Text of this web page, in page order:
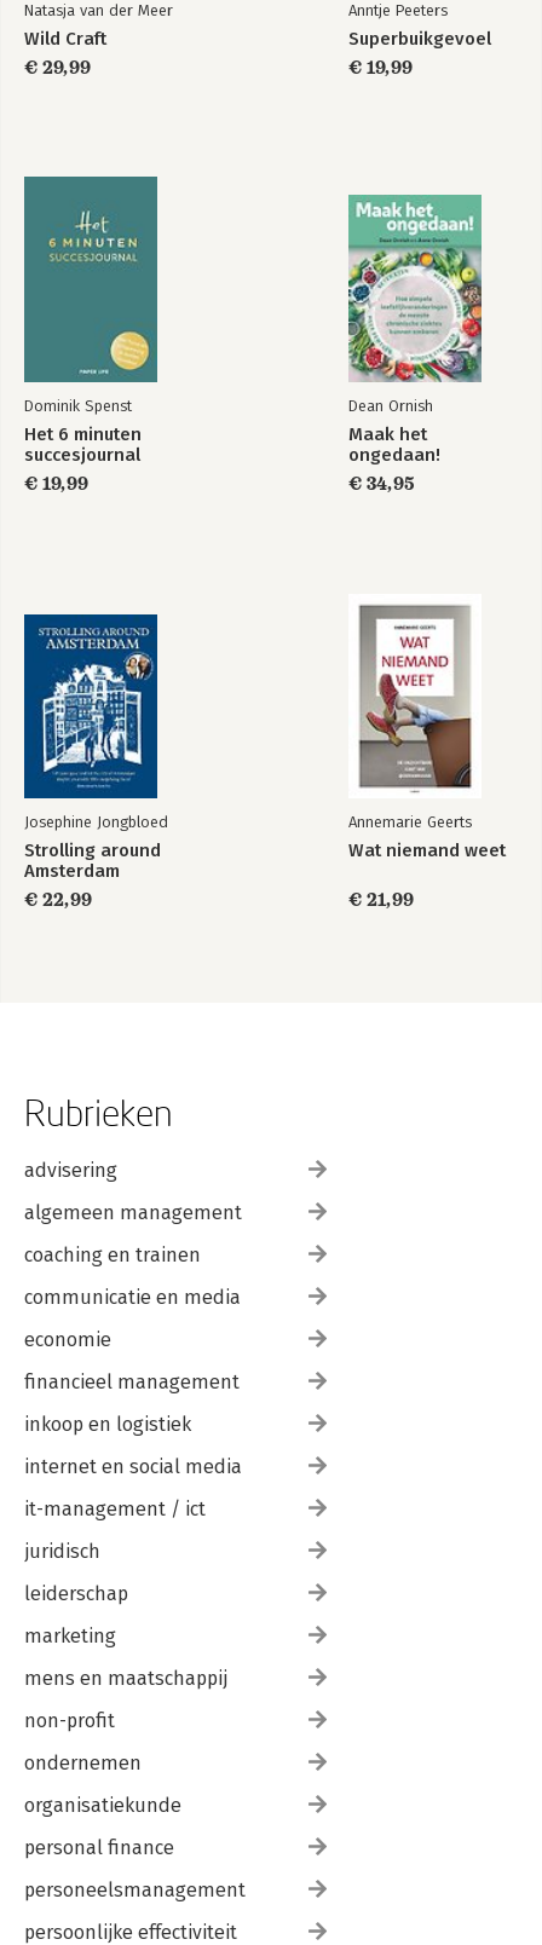
Natasja van der Meer
Wild Craft
€ 29,99
Anntje Peeters
Superbuikgevoel
€ 19,99
Dominik Spenst
Het 6 minuten
succesjournal
€ 19,99
Dean Ornish
Maak het
ongedaan!
€ 34,95
Josephine Jongbloed
Strolling around
Amsterdam
€ 22,99
Annemarie Geerts
Wat niemand weet
€ 21,99
Rubrieken
advisering
algemeen management
coaching en trainen
communicatie en media
economie
financieel management
inkoop en logistiek
internet en social media
it-management / ict
juridisch
leiderschap
marketing
mens en maatschappij
non-profit
ondernemen
organisatiekunde
personal finance
personeelsmanagement
persoonlijke effectiviteit